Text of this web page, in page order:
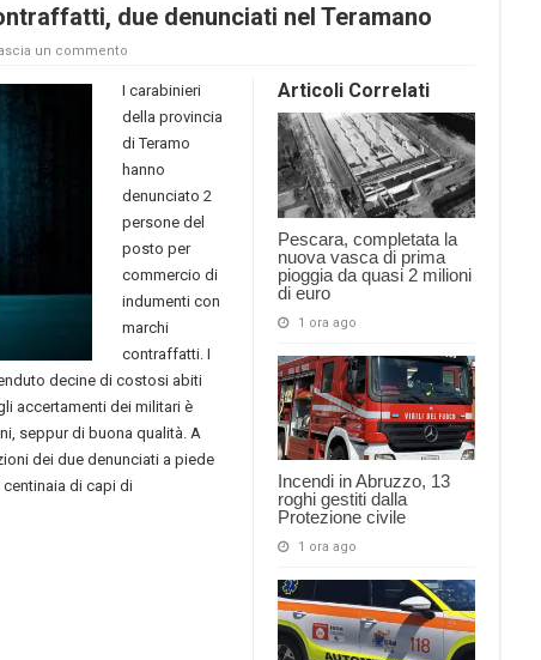
due denunciati nel Teramano
un commento
Articoli Correlati
Pescara, completata la
nuova vasca di prima
pioggia da quasi 2 milioni
di euro
1 ora ago
Incendi in Abruzzo, 13
roghi gestiti dalla
Protezione civile
1 ora ago
I carabinieri
della provincia
di Teramo
hanno
denunciato 2
persone del
posto per
commercio di
indumenti con
marchi
contraffatti. I
decine di costosi abiti
accertamenti dei militari è
seppur di buona qualità. A
dei due denunciati a piede
di capi di